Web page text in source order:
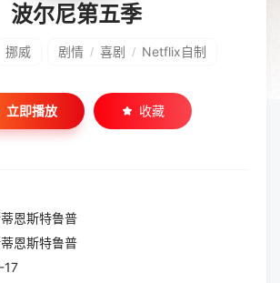
波尔尼第五季
挪威 剧情 / 喜剧 / Netflix自制
立即播放 收藏
恩斯特鲁普
恩斯特鲁普
17